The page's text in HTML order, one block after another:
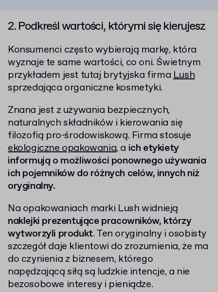
2. Podkreśl wartości, którymi się kierujesz
Konsumenci często wybierają markę, która
wyznaje te same wartości, co oni. Świetnym
przykładem jest tutaj brytyjska firmaLush
sprzedająca organiczne kosmetyki.
Znana jest z używania bezpiecznych,
naturalnych składników i kierowania się
filozofią pro-środowiskową. Firma stosuje
ekologiczne opakowania, a ich etykiety
informują o możliwości ponownego używania
ich pojemników do różnych celów, innych niż
oryginalny.
Na opakowaniach marki Lush widnieją
naklejki prezentujące pracowników, którzy
wytworzyli produkt. Ten oryginalny i osobisty
szczegół daje klientowi do zrozumienia, że ma
do czynienia z biznesem, którego
napędzającą siłą są ludzkie intencje, a nie
bezosobowe interesy i pieniądze.